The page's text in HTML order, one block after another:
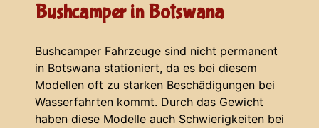
Bushcamper in Botswana
Bushcamper Fahrzeuge sind nicht permanent
in Botswana stationiert, da es bei diesem
Modellen oft zu starken Beschädigungen bei
Wasserfahrten kommt. Durch das Gewicht
haben diese Modelle auch Schwierigkeiten bei